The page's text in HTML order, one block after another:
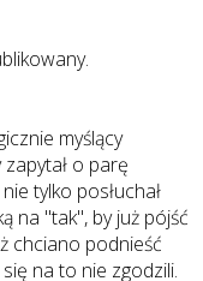
myślący
o parę
tylko posłuchał
na "tak", by już pójść
chciano podnieść
na to nie zgodzili.